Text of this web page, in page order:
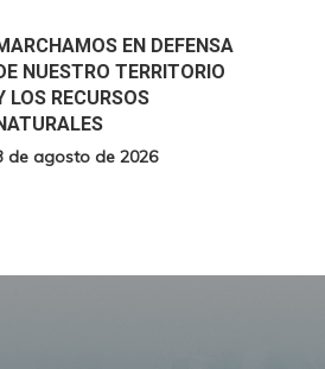
EN DEFENSA
NUESTRO TERRITORIO
LOS RECURSOS
de agosto de 2026